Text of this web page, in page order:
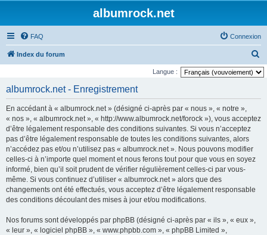
albumrock.net
FAQ Connexion
Index du forum
e
Langue :
albumrock.net - Enregistrement
En accédant à « albumrock.net » (désigné ci-après par « nous », « notre »,
« nos », « albumrock.net », « http://www.albumrock.net/forock »), vous acceptez
d’être légalement responsable des conditions suivantes. Si vous n’acceptez
pas d’être légalement responsable de toutes les conditions suivantes, alors
n’accédez pas et/ou n’utilisez pas « albumrock.net ». Nous pouvons modifier
celles-ci à n’importe quel moment et nous ferons tout pour que vous en soyez
informé, bien qu’il soit prudent de vérifier régulièrement celles-ci par vous-
même. Si vous continuez d’utiliser « albumrock.net » alors que des
changements ont été effectués, vous acceptez d’être légalement responsable
des conditions découlant des mises à jour et/ou modifications.
Nos forums sont développés par phpBB (désigné ci-après par « ils », « eux »,
« leur », « logiciel phpBB », « www.phpbb.com », « phpBB Limited »,